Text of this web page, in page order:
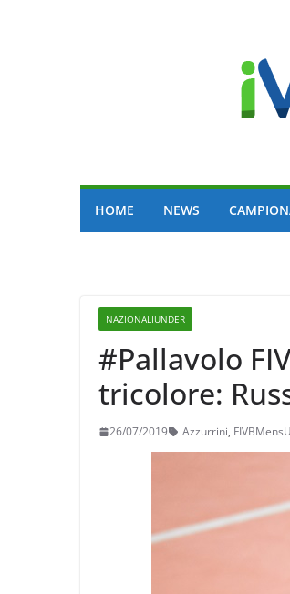
HOME NEWS
NAZIONALIUNDER
#Pallavolo
tricolore:
26/07/2019 Azzurrini,